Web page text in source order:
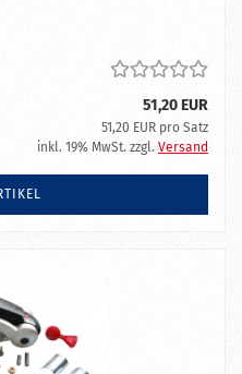
51,20 EUR
51,20 EUR pro Satz
inkl. 19% MwSt. zzgl. Versand